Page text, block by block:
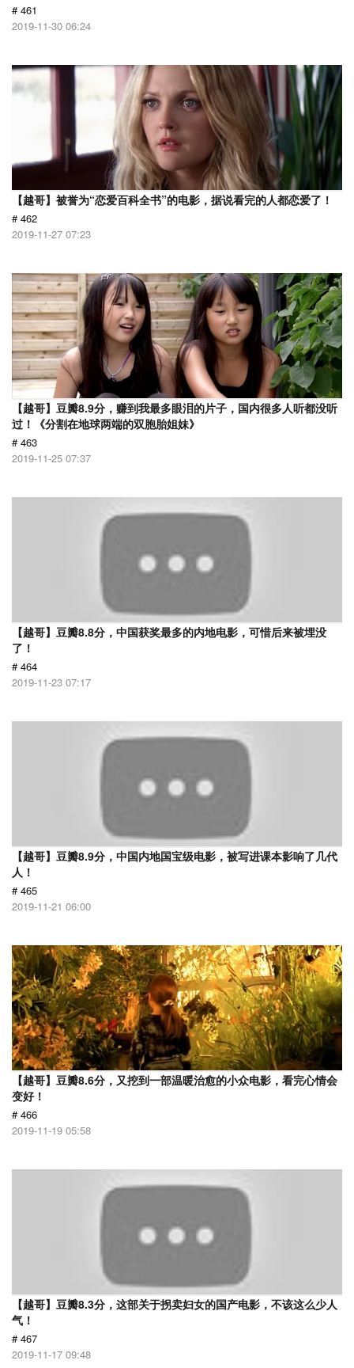
# 461
2019-11-30 06:24
【越哥】被誉为“恋爱百科全书”的电影，据说看完的人都恋爱了！
# 462
2019-11-27 07:23
【越哥】豆瓣8.9分，赚到我最多眼泪的片子，国内很多人听都没听
过！《分割在地球两端的双胞胎姐妹》
# 463
2019-11-25 07:37
【越哥】豆瓣8.8分，中国获奖最多的内地电影，可惜后来被埋没
了！
# 464
2019-11-23 07:17
【越哥】豆瓣8.9分，中国内地国宝级电影，被写进课本影响了几代
人！
# 465
2019-11-21 06:00
【越哥】豆瓣8.6分，又挖到一部温暖治愈的小众电影，看完心情会
变好！
# 466
2019-11-19 05:58
【越哥】豆瓣8.3分，这部关于拐卖妇女的国产电影，不该这么少人
气！
# 467
2019-11-17 09:48